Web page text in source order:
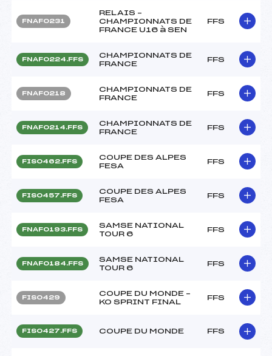
FNAF0231
RELAIS –
CHAMPIONNATS DE
FRANCE U16 à SEN
FFS
FNAF0224.FFS
CHAMPIONNATS DE
FRANCE
FFS
FNAF0218
CHAMPIONNATS DE
FRANCE
FFS
FNAF0214.FFS
CHAMPIONNATS DE
FRANCE
FFS
FIS0462.FFS
COUPE DES ALPES
FESA
FFS
FIS0457.FFS
COUPE DES ALPES
FESA
FFS
FNAF0193.FFS
SAMSE NATIONAL
TOUR 6
FFS
FNAF0184.FFS
SAMSE NATIONAL
TOUR 6
FFS
FIS0429
COUPE DU MONDE –
KO SPRINT FINAL
FFS
FIS0427.FFS COUPE DU MONDE FFS